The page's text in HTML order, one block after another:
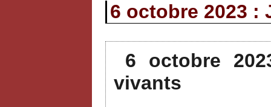
6 octobre 2023 :
6 octobre
vivants